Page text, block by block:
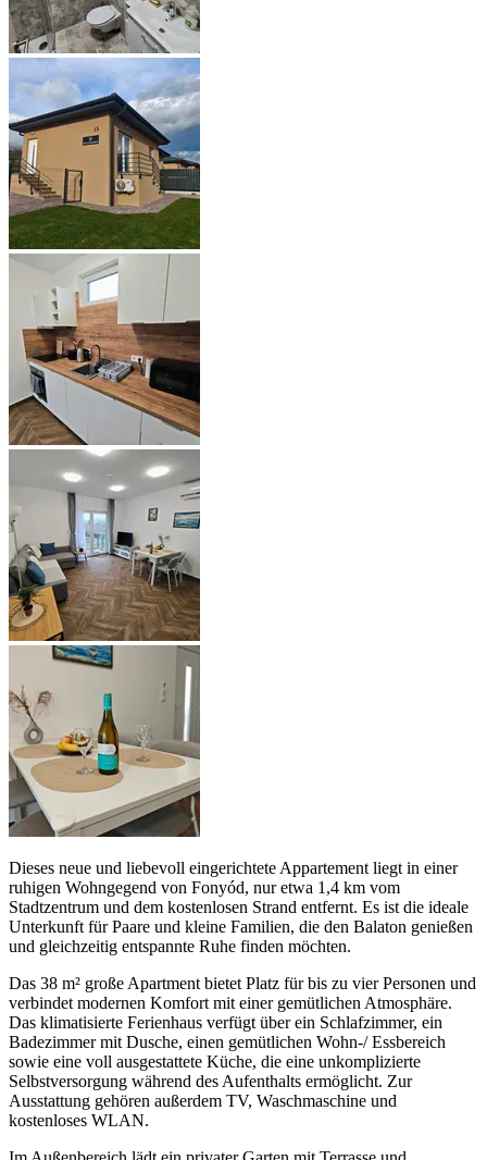
Dieses neue und liebevoll eingerichtete Appartement liegt in einer
ruhigen Wohngegend von Fonyód, nur etwa 1,4 km vom
Stadtzentrum und dem kostenlosen Strand entfernt. Es ist die ideale
Unterkunft für Paare und kleine Familien, die den Balaton genießen
und gleichzeitig entspannte Ruhe finden möchten.
Das 38 m² große Apartment bietet Platz für bis zu vier Personen und
verbindet modernen Komfort mit einer gemütlichen Atmosphäre.
Das klimatisierte Ferienhaus verfügt über ein Schlafzimmer, ein
Badezimmer mit Dusche, einen gemütlichen Wohn-/ Essbereich
sowie eine voll ausgestattete Küche, die eine unkomplizierte
Selbstversorgung während des Aufenthalts ermöglicht. Zur
Ausstattung gehören außerdem TV, Waschmaschine und
kostenloses WLAN.